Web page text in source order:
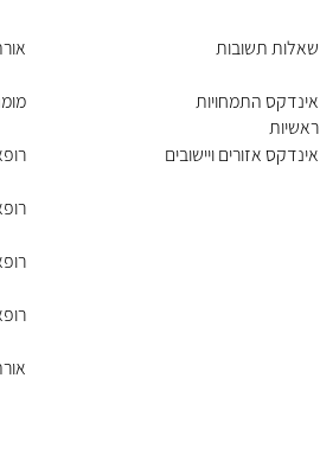
שאלות תשובות
אינדקס התמחויות
ראשיות
אינדקס אזורים ויישובים